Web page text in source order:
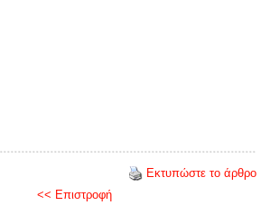
Εκτυπώστε το άρθρο
<< Επιστροφή